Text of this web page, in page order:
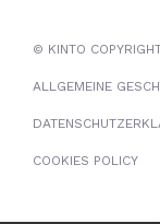
© KINTO
ALLGEMEINE
COOKIES POLICY